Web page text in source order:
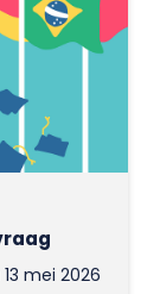
13 mei 2026